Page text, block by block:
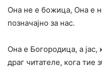
Она не е божица, Она е
позначајно за нас.
Она е Богородица, а јас,
драг читателе, кога тие